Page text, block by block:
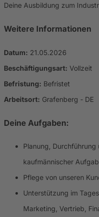
Deine Ausbildung zum
Weitere Informationen
Datum: 21.05.2026
Beschäftigungsart: Vollzeit
Befristung: Befristet
Arbeitsort: Grafenberg - DE
Deine Aufgaben:
Planung,
kaufmännischer
Pflege von unseren
Unterstützung im
Marketing, Vertrieb,